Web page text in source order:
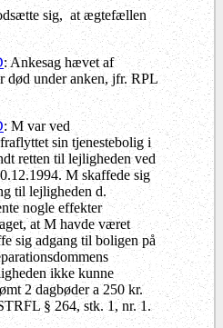
sig, at ægtefællen
: Ankesag hævet af
død under anken, jfr. RPL
:M var ved
sin tjenestebolig i
retten til lejligheden ved
M skaffede sig
til lejligheden d.
nogle effekter
at M havde været
sig adgang til boligen på
ikke kunne
2 dagbøder a 250 kr.
§ 264, stk. 1, nr. 1.